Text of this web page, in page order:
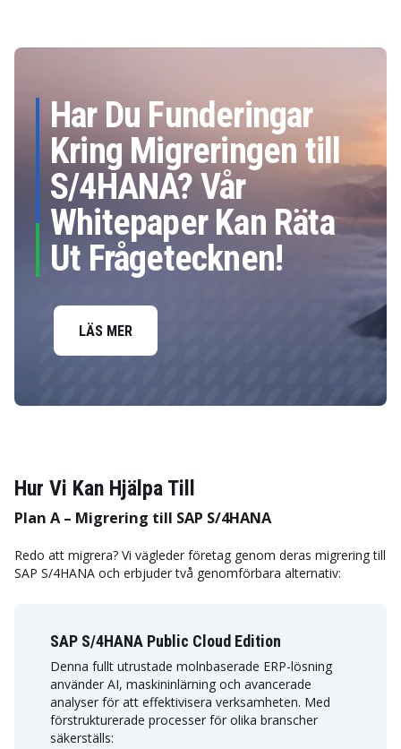
Har Du Funderingar
Kring Migreringen till
S/4HANA? Vår
Whitepaper Kan Räta
Ut Frågetecknen!
LÄS MER
Hur Vi Kan Hjälpa Till
Plan A – Migrering till SAP S/4HANA
Redo att migrera? Vi vägleder företag genom deras migrering till
SAP S/4HANA och erbjuder två genomförbara alternativ:
SAP S/4HANA Public Cloud Edition
Denna fullt utrustade molnbaserade ERP-lösning
använder AI, maskininlärning och avancerade
analyser för att effektivisera verksamheten. Med
förstrukturerade processer för olika branscher
säkerställs: